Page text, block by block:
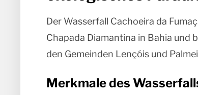
Der Wasserfall Cachoeira da
Chapada Diamantina in Bahia und
den Gemeinden Lençóis und
Merkmale des